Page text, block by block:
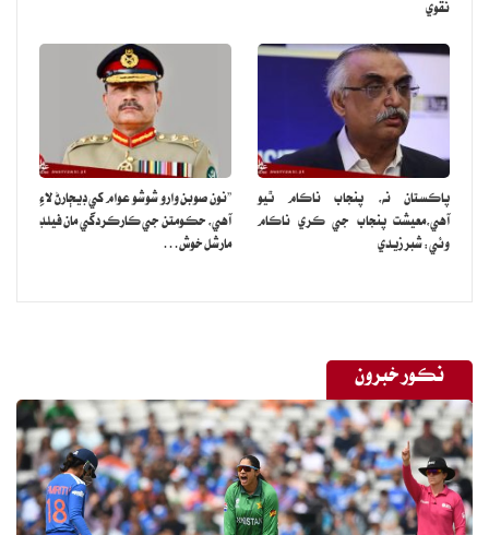
نقوي
پاڪستان نه، پنجاب ناڪام ٿيو
آهي،معيشت پنجاب جي ڪري ناڪام
وئي: شبر زيدي
”نون صوبن وارو شوشو عوام کي ڊيڄارڻ لاءِ
آهي، حڪومتن جي ڪارڪردگي مان فيلڊ
مارشل خوش…
نڪور خبرون